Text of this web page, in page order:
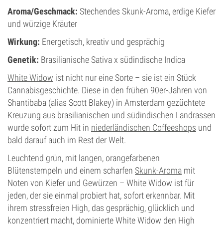
0-1%
Blütentyp
Photoperiodisch
Aroma/Geschmack: Stechendes Skunk-Aroma, erdige Kiefer
und würzige Kräuter
Wirkung: Energetisch, kreativ und gesprächig
Genetik: Brasilianische Sativa x südindische Indica
White Widow ist nicht nur eine Sorte – sie ist ein Stück
Cannabisgeschichte. Diese in den frühen 90er-Jahren von
Shantibaba (alias Scott Blakey) in Amsterdam gezüchtete
Kreuzung aus brasilianischen und südindischen Landrassen
wurde sofort zum Hit in niederländischen Coffeeshops und
bald darauf auch im Rest der Welt.
Leuchtend grün, mit langen, orangefarbenen
Blütenstempeln und einem scharfen Skunk-Aroma mit
Noten von Kiefer und Gewürzen – White Widow ist für
jeden, der sie einmal probiert hat, sofort erkennbar. Mit
ihrem stressfreien High, das gesprächig, glücklich und
konzentriert macht, dominierte White Widow den High